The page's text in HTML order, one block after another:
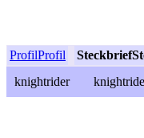
ProfilProfil Steckbrief
knightrider